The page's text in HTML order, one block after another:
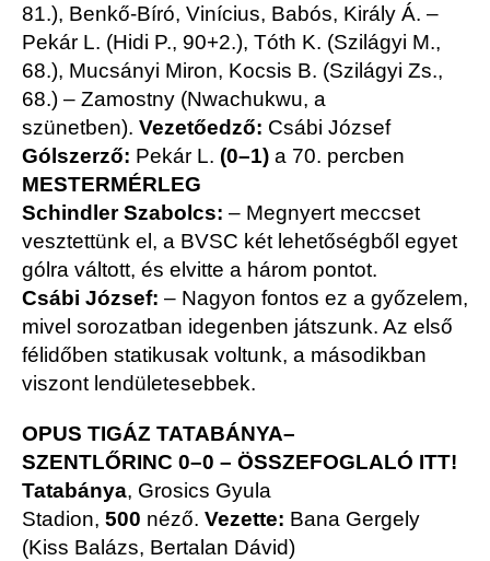
81.), Benkő-Bíró, Vinícius, Babós, Király Á. –
Pekár L. (Hidi P., 90+2.), Tóth K. (Szilágyi M.,
68.), Mucsányi Miron, Kocsis B. (Szilágyi Zs.,
68.) – Zamostny (Nwachukwu, a
szünetben). Vezetőedző: Csábi József
Gólszerző: Pekár L. (0–1) a 70. percben
MESTERMÉRLEG
Schindler Szabolcs: – Megnyert meccset
vesztettünk el, a BVSC két lehetőségből egyet
gólra váltott, és elvitte a három pontot.
Csábi József: – Nagyon fontos ez a győzelem,
mivel sorozatban idegenben játszunk. Az első
félidőben statikusak voltunk, a másodikban
viszont lendületesebbek.
OPUS TIGÁZ TATABÁNYA–
SZENTLŐRINC 0–0 – ÖSSZEFOGLALÓ ITT!
Tatabánya, Grosics Gyula
Stadion, 500 néző. Vezette: Bana Gergely
(Kiss Balázs, Bertalan Dávid)